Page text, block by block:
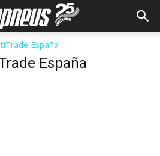
España
España